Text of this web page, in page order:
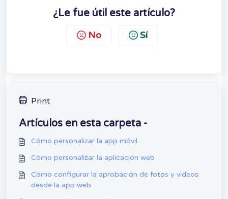
¿Le fue útil este artículo?
No Sí
Print
Artículos en esta carpeta -
Cómo personalizar la app móvil
Cómo personalizar la aplicación web
Cómo configurar la aprobación de fotos y videos
desde la app web